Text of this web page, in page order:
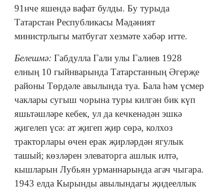
91нче яшендә вафат булды. Бу турыда
Татарстан Республикасы Мәдәният
министрлыгы матбугат хезмәте хәбәр итте.
Белешмә: Габдулла Гали улы Галиев 1928
елның 10 гыйнварында Татарстанның Әгерҗе
районы Төрдәле авылында туа. Бала һәм үсмер
чаклары сугыш чорына туры килгән бик күп
яшьтәшләре кебек, ул да кечкенәдән эшкә
җигелеп үсә: ат җигеп җир сөрә, колхоз
тракторлары өчен ерак җирләрдән ягулык
ташый; көзләрен элеваторга ашлык илтә,
кышларын Лубьян урманнарында агач чыгара.
1943 елда Кырынды авылындагы җидееллык